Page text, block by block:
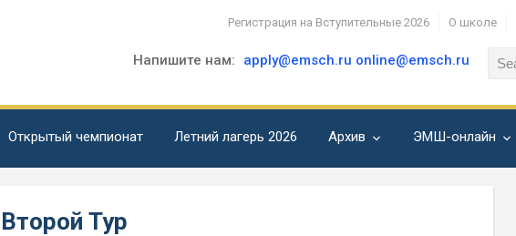
Регистрация на Вступительные 2026 О школе
Напишите нам: apply@emsch.ru online@emsch.ru
Открытый чемпионат Летний лагерь 2026 Архив ЭМШ-онлайн
Второй Тур